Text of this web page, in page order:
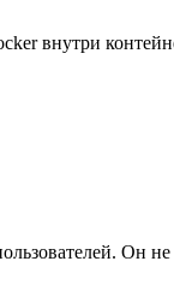
внутри
Он